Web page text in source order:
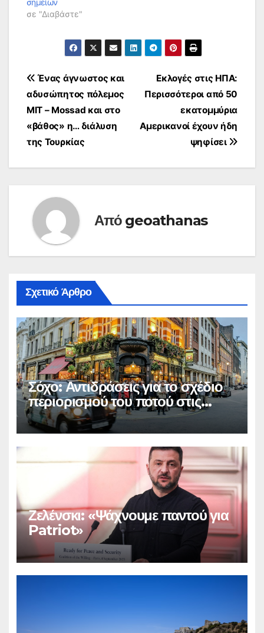
σε "Διαβάστε"
Πλοήγηση
άρθρων
Εκλογές στις ΗΠΑ:
Περισσότεροι από 50
εκατομμύρια
Αμερικανοί έχουν ήδη
ψηφίσει
Ένας άγνωστος και
αδυσώπητος πόλεμος
MIT – Mossad και στο
«βάθος» η… διάλυση
της Τουρκίας
Από geoathanas
Σχετικό Άρθρο
Σόχο: Αντιδράσεις για το σχέδιο
περιορισμού του ποτού στις
παμπ
Ζελένσκι: «Ψάχνουμε παντού για
Patriot»